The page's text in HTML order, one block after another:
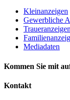
Kleinanzeigen
Gewerbliche
Traueranzeigen
Mediadaten
Kommen Sie mit
Kontakt